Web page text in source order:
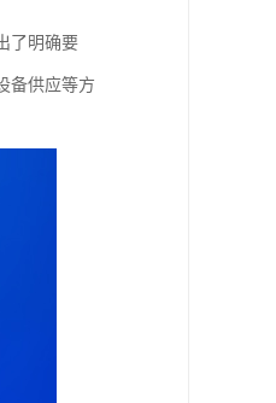
了明确要
备供应等方